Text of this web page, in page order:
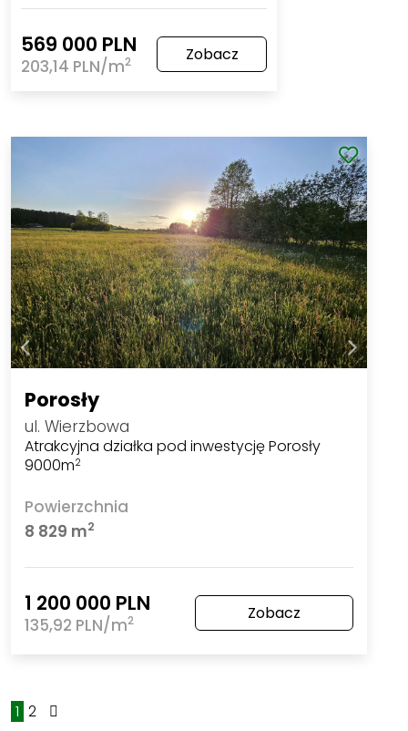
569 000 PLN
203,14 PLN/m2 Zobacz
Porosły
ul. Wierzbowa
Atrakcyjna działka pod inwestycję Porosły
9000m2
Powierzchnia
8 829 m2
1 200 000 PLN
135,92 PLN/m2 Zobacz
1 2